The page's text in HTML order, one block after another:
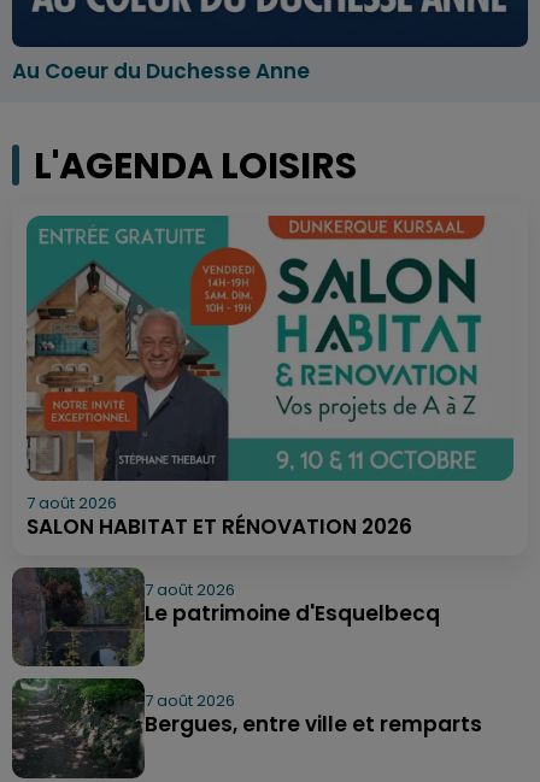
Au Coeur du Duchesse Anne
L'AGENDA LOISIRS
7 août 2026
SALON HABITAT ET RÉNOVATION 2026
7 août 2026
Le patrimoine d'Esquelbecq
7 août 2026
Bergues, entre ville et remparts